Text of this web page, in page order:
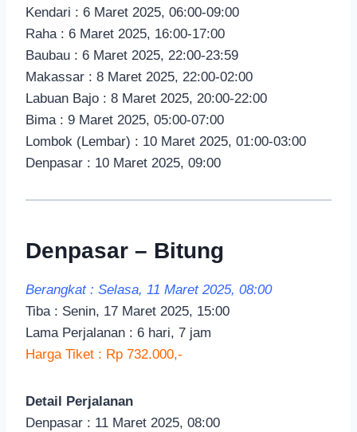
Kendari : 6 Maret 2025, 06:00-09:00
Raha : 6 Maret 2025, 16:00-17:00
Baubau : 6 Maret 2025, 22:00-23:59
Makassar : 8 Maret 2025, 22:00-02:00
Labuan Bajo : 8 Maret 2025, 20:00-22:00
Bima : 9 Maret 2025, 05:00-07:00
Lombok (Lembar) : 10 Maret 2025, 01:00-03:00
Denpasar : 10 Maret 2025, 09:00
Denpasar – Bitung
Berangkat : Selasa, 11 Maret 2025, 08:00
Tiba : Senin, 17 Maret 2025, 15:00
Lama Perjalanan : 6 hari, 7 jam
Harga Tiket : Rp 732.000,-
Detail Perjalanan
Denpasar : 11 Maret 2025, 08:00